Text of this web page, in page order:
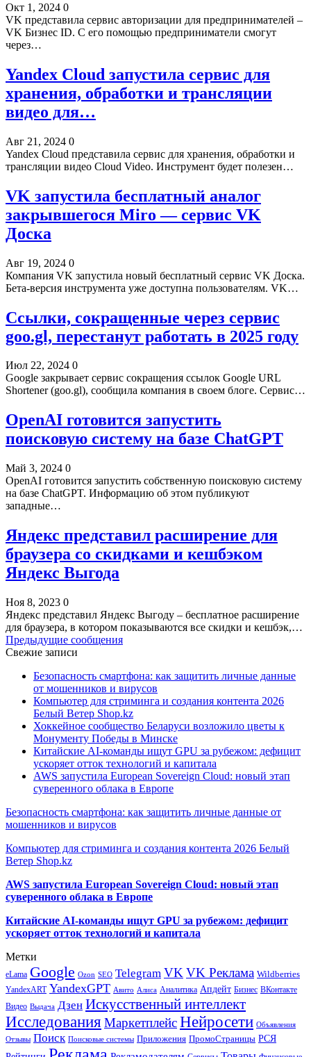
Окт 1, 2024 0
VK представила сервис авторизации для предпринимателей –
VK Бизнес ID. С его помощью предприниматели смогут
через…
Yandex Cloud запустила сервис для
хранения, обработки и трансляции
видео для…
Авг 21, 2024 0
Yandex Cloud представила сервис для хранения, обработки и
трансляции видео Cloud Video. Инструмент будет полезен…
VK запустила бесплатный аналог
закрывшегося Miro — сервис VK
Доска
Авг 19, 2024 0
Компания VK запустила новый бесплатный сервис VK Доска.
Бета-версия инструмента уже доступна пользователям. VK…
Ссылки, сокращенные через сервис
goo.gl, перестанут работать в 2025 году
Июл 22, 2024 0
Google закрывает сервис сокращения ссылок Google URL
Shortener (goo.gl), сообщила компания в своем блоге. Сервис…
OpenAI готовится запустить
поисковую систему на базе ChatGPT
Май 3, 2024 0
OpenAI готовится запустить собственную поисковую систему
на базе ChatGPT. Информацию об этом публикуют
западные…
Яндекс представил расширение для
браузера со скидками и кешбэком
Яндекс Выгода
Ноя 8, 2023 0
Яндекс представил Яндекс Выгоду – бесплатное расширение
для браузера, в котором показываются все скидки и кешбэк,…
Предыдущие сообщения
Свежие записи
Безопасность смартфона: как защитить личные данные
от мошенников и вирусов
Компьютер для стриминга и создания контента 2026
Белый Ветер Shop.kz
Хоккейное сообщество Беларуси возложило цветы к
Монументу Победы в Минске
Китайские AI-команды ищут GPU за рубежом: дефицит
ускоряет отток технологий и капитала
AWS запустила European Sovereign Cloud: новый этап
суверенного облака в Европе
Безопасность смартфона: как защитить личные данные от
мошенников и вирусов
Компьютер для стриминга и создания контента 2026 Белый
Ветер Shop.kz
AWS запустила European Sovereign Cloud: новый этап
суверенного облака в Европе
Китайские AI-команды ищут GPU за рубежом: дефицит
ускоряет отток технологий и капитала
Метки
eLama Google Ozon SEO Telegram VK VK Реклама Wildberries
YandexART YandexGPT Авито Алиса Аналитика Апдейт Бизнес ВКонтакте
Видео Выдача Дзен Искусственный интеллект
Исследования МаркетплейсНейросети Объявления
Отзывы Поиск Поисковые системы Приложения ПромоСтраницы РСЯ